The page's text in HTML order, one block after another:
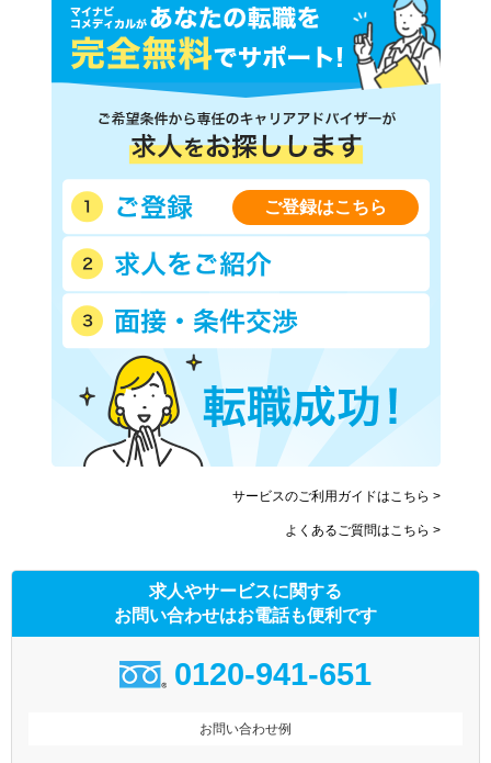
ご登録はこちら
サービスのご利用ガイドはこちら >
よくあるご質問はこちら >
求人やサービスに関する
お問い合わせはお電話も便利です
0120-941-651
お問い合わせ例